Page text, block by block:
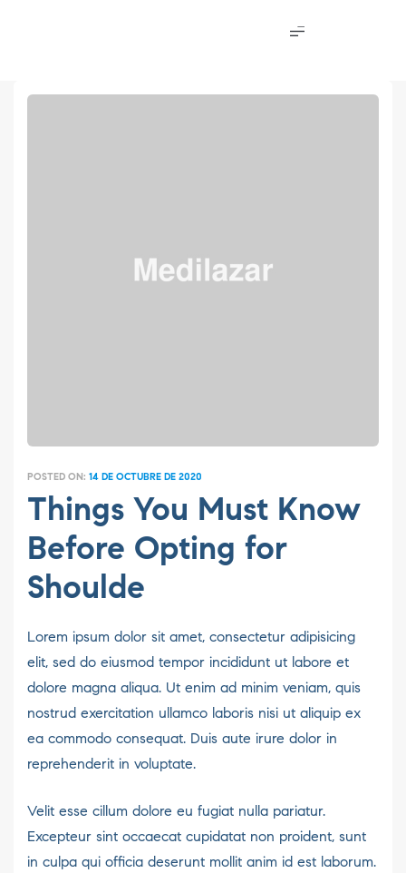
POSTED ON: 14 DE OCTUBRE DE 2020
Things You Must Know
Before Opting for
Shoulde
Lorem ipsum dolor sit amet, consectetur adipisicing
elit, sed do eiusmod tempor incididunt ut labore et
dolore magna aliqua. Ut enim ad minim veniam, quis
nostrud exercitation ullamco laboris nisi ut aliquip ex
ea commodo consequat. Duis aute irure dolor in
reprehenderit in voluptate.
Velit esse cillum dolore eu fugiat nulla pariatur.
Excepteur sint occaecat cupidatat non proident, sunt
in culpa qui officia deserunt mollit anim id est laborum.